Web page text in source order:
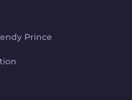
Prince